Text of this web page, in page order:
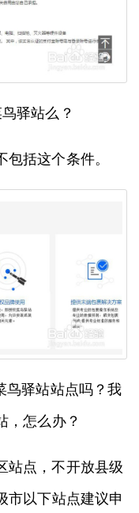
驿站么？
括这个条件。
鸟驿站站点吗？我
，怎么办？
站点，不开放县级
市以下站点建议申